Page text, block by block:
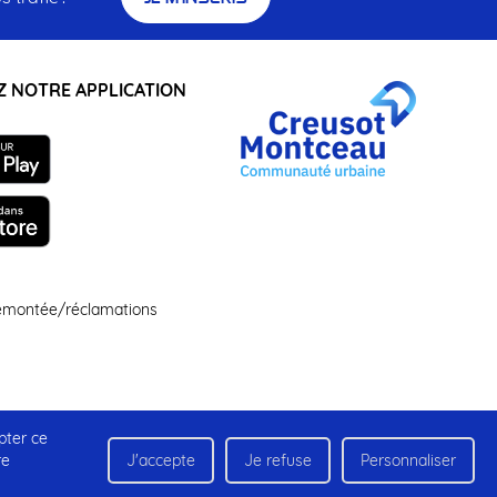
NOTRE APPLICATION
réclamations
Gestion des cookies
Accessibilité : non conforme
ce
J'accepte Je refuse Personnaliser